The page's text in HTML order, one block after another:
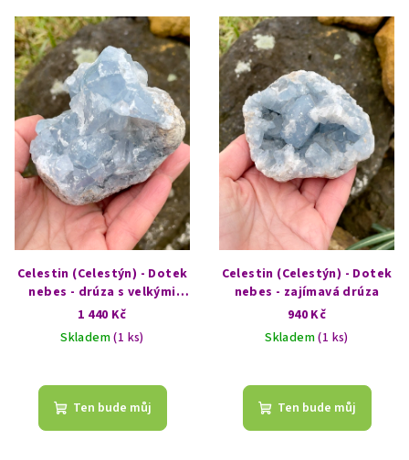
V
ý
p
s
p
r
o
d
u
kCelestin (Celestýn) - Dotek
nebes - drúza s velkými
krystaly
1 440 Kč
Skladem(1 ks)
Ten bude můj
Celestin (Celestýn) - Dotek
nebes - zajímavá drúza
940 Kč
Skladem(1 ks)
Ten bude můj